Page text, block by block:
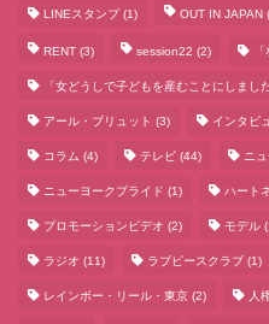
LINEスタンプ(1) OUT IN JAPAN
RENT (3) session22 (2)
「女どうしで子どもを産むことにしました
アール・ブリュット (3) インタビ
コラム (4) テレビ (44) ニ
ニューヨークプライド (1) ハート
プロモーションビデオ (2) モデル
ラジオ (11) ラブピースクラブ (1)
レインボー・リール・東京 (2) 人